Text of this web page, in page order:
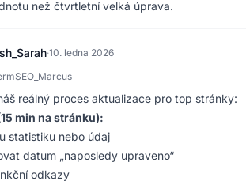
než čtvrtletní velká úprava.
·10. ledna 2026
reálný proces aktualizace pro top stránky:
min na stránku):
statistiku nebo údaj
datum „naposledy upraveno“
odkazy